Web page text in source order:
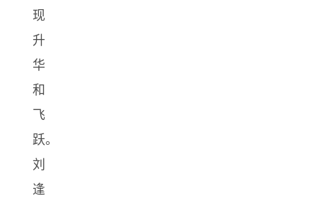
现
升
华
和
飞
跃。
刘
逢